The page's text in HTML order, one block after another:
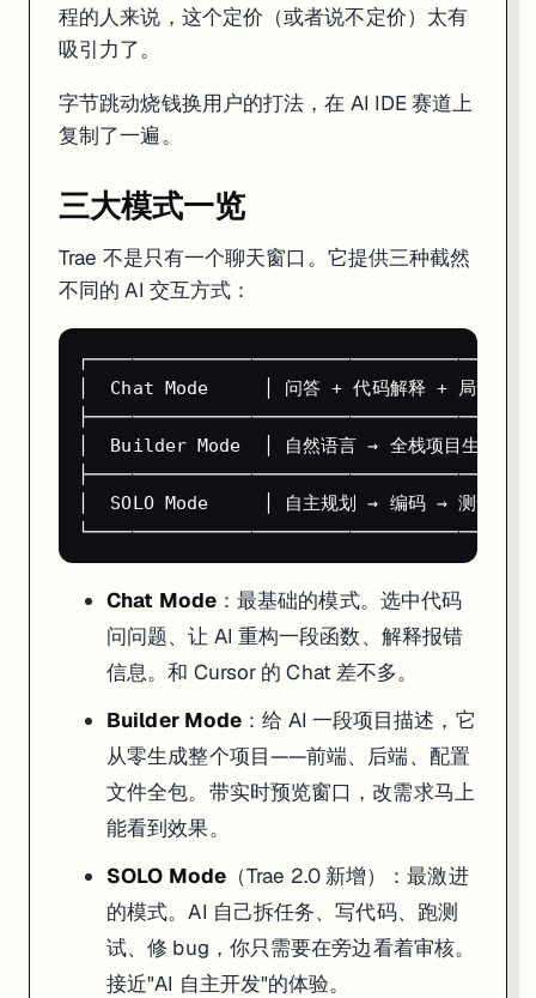
企业级项目对数据隐私有严格要求的团队（后面 FAQ 会详细讲）
50K+ 行的大型代码库——上下文管理不如 Cursor 稳
程的人来说，这个定价（或者说不定价）太有
吸引力了。
字节跳动烧钱换用户的打法，在 AI IDE 赛道上
复制了一遍。
三大模式一览
Trae 不是只有一个聊天窗口。它提供三种截然
不同的 AI 交互方式：
│  Chat Mode     │ 问答 + 代码解释 + 局部修
│  Builder Mode  │ 自然语言 → 全栈项目生成
│  SOLO Mode     │ 自主规划 → 编码 → 测试 →
Chat Mode：最基础的模式。选中代码
问问题、让 AI 重构一段函数、解释报错
信息。和 Cursor 的 Chat 差不多。
Builder Mode ：给 AI 一段项目描述，它
从零生成整个项目——前端、后端、配置
文件全包。带实时预览窗口，改需求马上
能看到效果。
SOLO Mode（Trae 2.0 新增）：最激进
的模式。AI 自己拆任务、写代码、跑测
试、修 bug，你只需要在旁边看着审核。
接近"AI 自主开发"的体验。